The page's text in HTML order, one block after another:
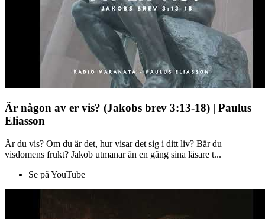
Är någon av er vis? (Jakobs brev 3:13-18) | Paulus
Eliasson
Är du vis? Om du är det, hur visar det sig i ditt liv? Bär du
visdomens frukt? Jakob utmanar än en gång sina läsare t...
Se på YouTube